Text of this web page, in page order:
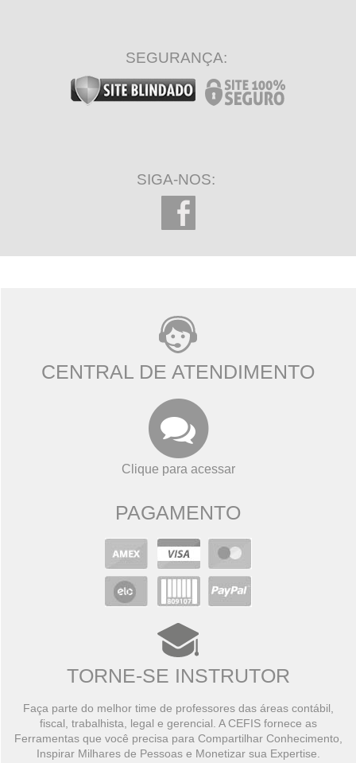
SEGURANÇA:
SIGA-NOS:
CENTRAL DE ATENDIMENTO
Clique para acessar
PAGAMENTO
TORNE-SE INSTRUTOR
Faça parte do melhor time de professores das áreas contábil,
fiscal, trabalhista, legal e gerencial. A CEFIS fornece as
Ferramentas que você precisa para Compartilhar Conhecimento,
Inspirar Milhares de Pessoas e Monetizar sua Expertise.